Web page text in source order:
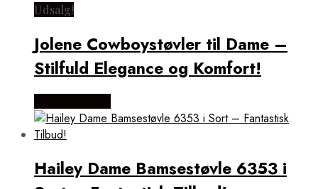
Udsalg!
Jolene Cowboystøvler til Dame –
Stilfuld Elegance og Komfort!
Hailey Dame Bamsestøvle 6353 i